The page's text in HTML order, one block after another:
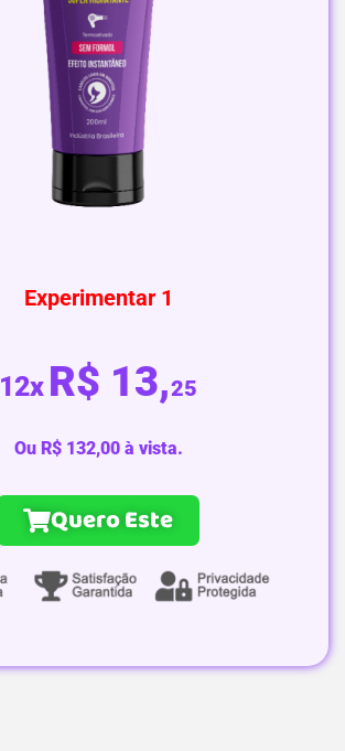
Experimentar 1
12x R$ 13,25
Ou R$ 132,00 à vista.
Quero Este